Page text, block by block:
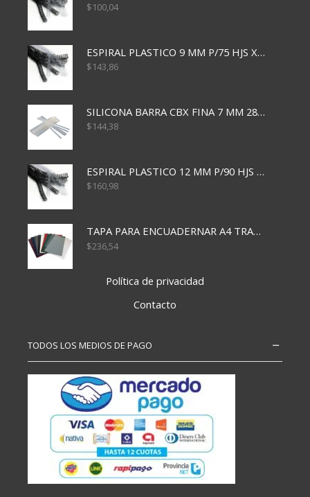
$100,04
ESPIRAL PLASTICO 9 MM P/75 HJS X50X2400
$143,86
SILICONA BARRA CBX FINA 7 MM 28 CM
$144,38
ESPIRAL PLASTICO 12 MM P/90 HJS X50X1500
$160,98
TAPA PARA ENCUADERNAR A4 TRANSP x50x500
$236,54
Política de privacidad
Contacto
TODOS LOS MEDIOS DE PAGO